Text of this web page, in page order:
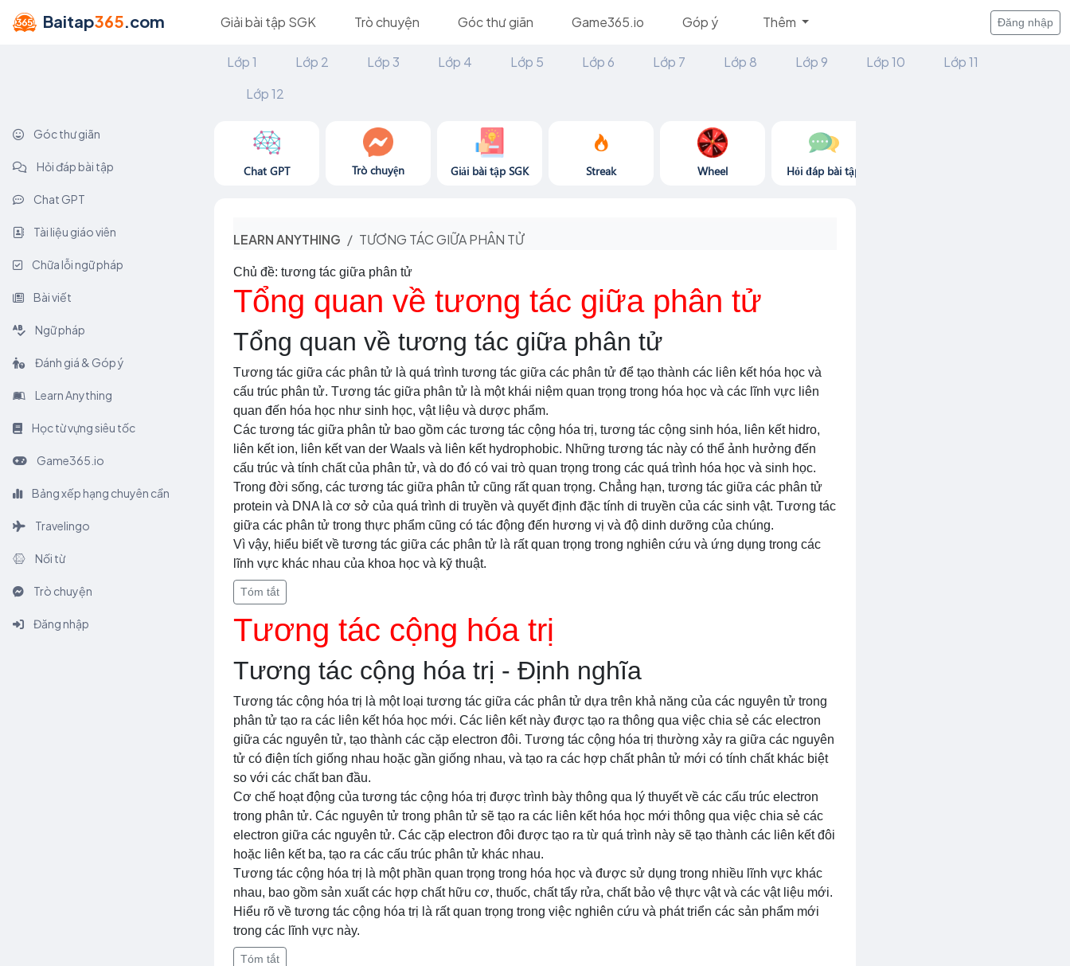
Baitap365.com Giải bài tập SGK Trò chuyện Góc thư giãn Game365.io Góp ý Thêm Đăng nhập
Lớp 1 Lớp 2 Lớp 3 Lớp 4 Lớp 5 Lớp 6 Lớp 7 Lớp 8 Lớp 9 Lớp 10
Lớp 11
Lớp 12
Góc thư giãn
Hỏi đáp bài tập
Chat GPT
Tài liệu giáo viên
Chữa lỗi ngữ pháp
Bài viết
Ngữ pháp
Đánh giá & Góp ý
Learn Anything
Học từ vựng siêu tốc
Game365.io
Bảng xếp hạng chuyên cần
Travelingo
Nối từ
Trò chuyện
Đăng nhập
Chat GPT Trò chuyện Giải bài tập SGK Streak Wheel Hỏi đáp bài tập
LEARN ANYTHING TƯƠNG TÁC GIỮA PHÂN TỬ
Chủ đề: tương tác giữa phân tử
Tổng quan về tương tác giữa phân tử
Tổng quan về tương tác giữa phân tử
Tương tác giữa các phân tử là quá trình tương tác giữa các phân tử để tạo thành các liên kết hóa học và
cấu trúc phân tử. Tương tác giữa phân tử là một khái niệm quan trọng trong hóa học và các lĩnh vực liên
quan đến hóa học như sinh học, vật liệu và dược phẩm.
Các tương tác giữa phân tử bao gồm các tương tác cộng hóa trị, tương tác cộng sinh hóa, liên kết hidro,
liên kết ion, liên kết van der Waals và liên kết hydrophobic. Những tương tác này có thể ảnh hưởng đến
cấu trúc và tính chất của phân tử, và do đó có vai trò quan trọng trong các quá trình hóa học và sinh học.
Trong đời sống, các tương tác giữa phân tử cũng rất quan trọng. Chẳng hạn, tương tác giữa các phân tử
protein và DNA là cơ sở của quá trình di truyền và quyết định đặc tính di truyền của các sinh vật. Tương tác
giữa các phân tử trong thực phẩm cũng có tác động đến hương vị và độ dinh dưỡng của chúng.
Vì vậy, hiểu biết về tương tác giữa các phân tử là rất quan trọng trong nghiên cứu và ứng dụng trong các
lĩnh vực khác nhau của khoa học và kỹ thuật.
Tóm tắt
Tương tác cộng hóa trị
Tương tác cộng hóa trị - Định nghĩa
Tương tác cộng hóa trị là một loại tương tác giữa các phân tử dựa trên khả năng của các nguyên tử trong
phân tử tạo ra các liên kết hóa học mới. Các liên kết này được tạo ra thông qua việc chia sẻ các electron
giữa các nguyên tử, tạo thành các cặp electron đôi. Tương tác cộng hóa trị thường xảy ra giữa các nguyên
tử có điện tích giống nhau hoặc gần giống nhau, và tạo ra các hợp chất phân tử mới có tính chất khác biệt
so với các chất ban đầu.
Cơ chế hoạt động của tương tác cộng hóa trị được trình bày thông qua lý thuyết về các cấu trúc electron
trong phân tử. Các nguyên tử trong phân tử sẽ tạo ra các liên kết hóa học mới thông qua việc chia sẻ các
electron giữa các nguyên tử. Các cặp electron đôi được tạo ra từ quá trình này sẽ tạo thành các liên kết đôi
hoặc liên kết ba, tạo ra các cấu trúc phân tử khác nhau.
Tương tác cộng hóa trị là một phần quan trọng trong hóa học và được sử dụng trong nhiều lĩnh vực khác
nhau, bao gồm sản xuất các hợp chất hữu cơ, thuốc, chất tẩy rửa, chất bảo vệ thực vật và các vật liệu mới.
Hiểu rõ về tương tác cộng hóa trị là rất quan trọng trong việc nghiên cứu và phát triển các sản phẩm mới
trong các lĩnh vực này.
Tóm tắt